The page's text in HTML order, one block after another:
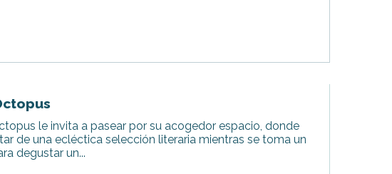
le invita a pasear por su acogedor espacio, donde
de una ecléctica selección literaria mientras se toma un
degustar un...